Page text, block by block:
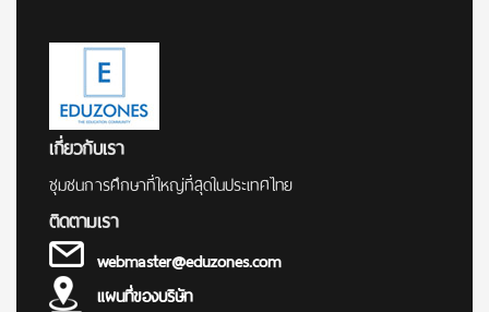
เกี่ยวกับเรา
ชุมชนการศึกษาที่ใหญ่ที่สุดในประเทศไทย
ติดตามเรา
webmaster@eduzones.com
แผนที่ของบริษัท